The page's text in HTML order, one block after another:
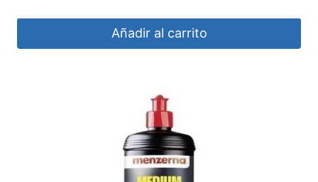
Añadir al carrito